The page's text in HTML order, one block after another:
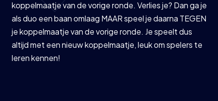
koppelmaatje van de vorige ronde. Verlies je? Dan ga je
als duo een baan omlaag MAAR speel je daarna TEGEN
je koppelmaatje van de vorige ronde. Je speelt dus
altijd met een nieuw koppelmaatje, leuk om spelers te
leren kennen!